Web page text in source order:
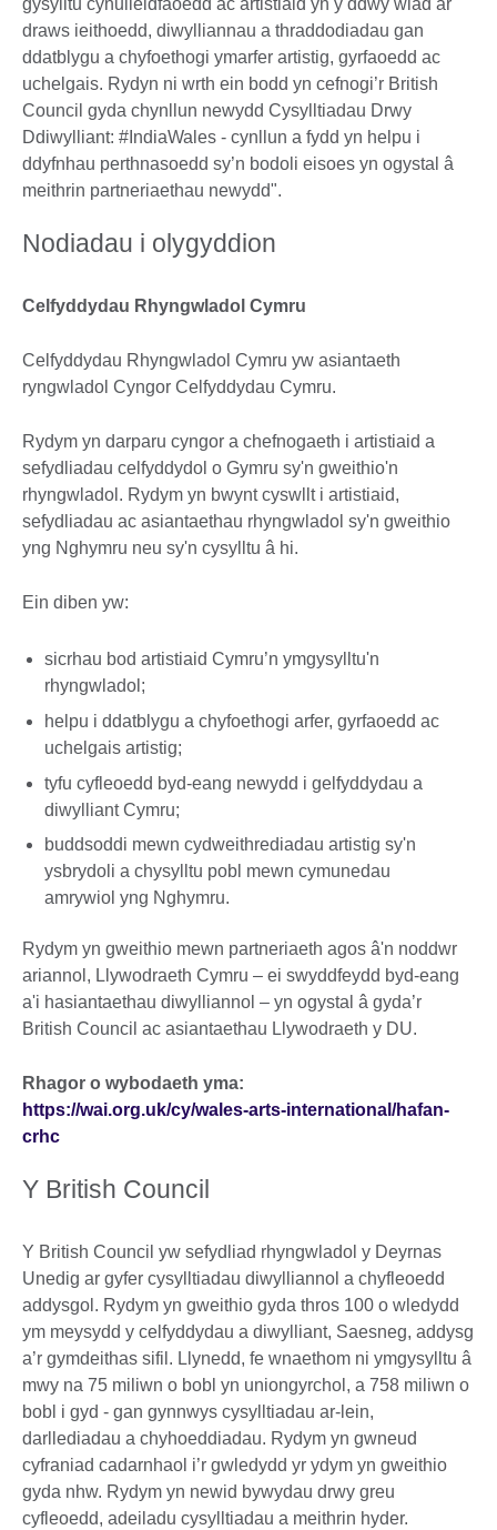
gysylltu cynulleidfaoedd ac artistiaid yn y ddwy wlad ar
draws ieithoedd, diwylliannau a thraddodiadau gan
ddatblygu a chyfoethogi ymarfer artistig, gyrfaoedd ac
uchelgais. Rydyn ni wrth ein bodd yn cefnogi’r British
Council gyda chynllun newydd Cysylltiadau Drwy
Ddiwylliant: #IndiaWales - cynllun a fydd yn helpu i
ddyfnhau perthnasoedd sy’n bodoli eisoes yn ogystal â
meithrin partneriaethau newydd".
Nodiadau i olygyddion
Celfyddydau Rhyngwladol Cymru
Celfyddydau Rhyngwladol Cymru yw asiantaeth
ryngwladol Cyngor Celfyddydau Cymru.
Rydym yn darparu cyngor a chefnogaeth i artistiaid a
sefydliadau celfyddydol o Gymru sy'n gweithio'n
rhyngwladol. Rydym yn bwynt cyswllt i artistiaid,
sefydliadau ac asiantaethau rhyngwladol sy'n gweithio
yng Nghymru neu sy'n cysylltu â hi.
Ein diben yw:
sicrhau bod artistiaid Cymru’n ymgysylltu'n
rhyngwladol;
helpu i ddatblygu a chyfoethogi arfer, gyrfaoedd ac
uchelgais artistig;
tyfu cyfleoedd byd-eang newydd i gelfyddydau a
diwylliant Cymru;
buddsoddi mewn cydweithrediadau artistig sy'n
ysbrydoli a chysylltu pobl mewn cymunedau
amrywiol yng Nghymru.
Rydym yn gweithio mewn partneriaeth agos â'n noddwr
ariannol, Llywodraeth Cymru – ei swyddfeydd byd-eang
a'i hasiantaethau diwylliannol – yn ogystal â gyda’r
British Council ac asiantaethau Llywodraeth y DU.
Rhagor o wybodaeth yma:
https://wai.org.uk/cy/wales-arts-international/hafan-
crhc
Y British Council
Y British Council yw sefydliad rhyngwladol y Deyrnas
Unedig ar gyfer cysylltiadau diwylliannol a chyfleoedd
addysgol. Rydym yn gweithio gyda thros 100 o wledydd
ym meysydd y celfyddydau a diwylliant, Saesneg, addysg
a’r gymdeithas sifil. Llynedd, fe wnaethom ni ymgysylltu â
mwy na 75 miliwn o bobl yn uniongyrchol, a 758 miliwn o
bobl i gyd - gan gynnwys cysylltiadau ar-lein,
darllediadau a chyhoeddiadau. Rydym yn gwneud
cyfraniad cadarnhaol i’r gwledydd yr ydym yn gweithio
gyda nhw. Rydym yn newid bywydau drwy greu
cyfleoedd, adeiladu cysylltiadau a meithrin hyder.